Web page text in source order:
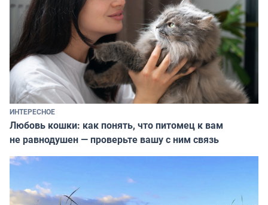
ИНТЕРЕСНОЕ
Любовь кошки: как понять, что питомец к вам
не равнодушен — проверьте вашу с ним связь